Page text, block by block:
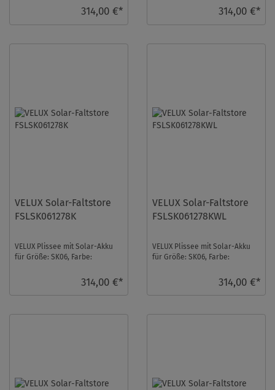
transparent, io-home ...314,00 €* 314,00 €*
VELUX Solar-Faltstore
FSLSK061278K
VELUX Plissee mit Solar-Akku
für Größe: SK06, Farbe:
blickdicht, io-home ...314,00 €*
VELUX Solar-Faltstore
FSLSK061278KWL
VELUX Plissee mit Solar-Akku
für Größe: SK06, Farbe:
314,00 €*